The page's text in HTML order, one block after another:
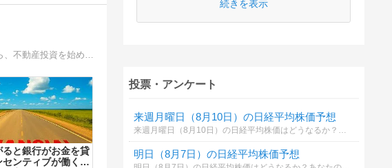
サラリーマン・自営業の初心者大家さんを応援しています。不動産投資には多くの落とし穴が待っています。だから、不動産投資を始める前には入念に勉強してからにして下さい。このブログを読んでいただけるとそれだけでも相当の投資力アップになります。
ると銀行がお金を貸
センティブが働く！
続きを表示
投票・アンケート
来週月曜日（8月10日）の日経平均株価予想
明日（8月7日）の日経平均株価予想